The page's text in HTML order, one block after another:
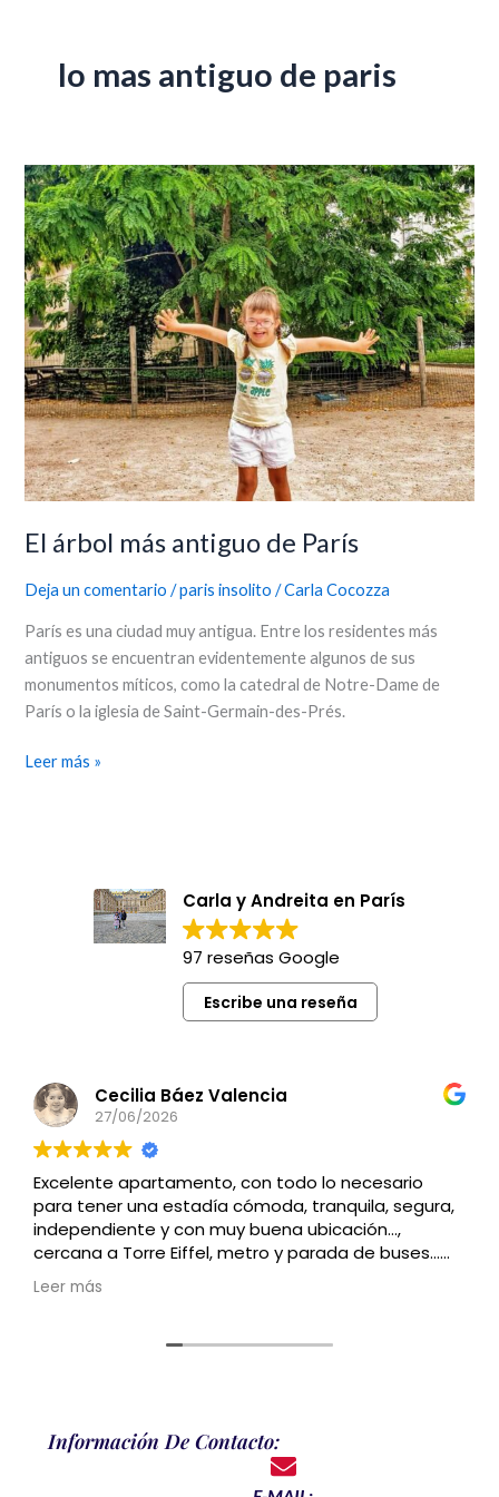
lo mas antiguo de paris
El árbol más antiguo de París
Deja un comentario /paris insolito /Carla Cocozza
París es una ciudad muy antigua. Entre los residentes más
antiguos se encuentran evidentemente algunos de sus
monumentos míticos, como la catedral de Notre-Dame de
París o la iglesia de Saint-Germain-des-Prés.
El
árbol
más
antiguo
de
París
Leer más »
Carla y Andreita en París
97 reseñas Google
Escribe una reseña
Cecilia Báez Valencia
27/06/2026
Excelente apartamento, con todo lo necesario
para tener una estadía cómoda, tranquila, segura,
independiente y con muy buena ubicación…,
cercana a Torre Eiffel, metro y parada de buses…
Recomendado
Leer más
Información De Contacto: